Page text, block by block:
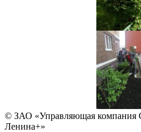
© ЗАО «Управляющая компания
Ленина+»